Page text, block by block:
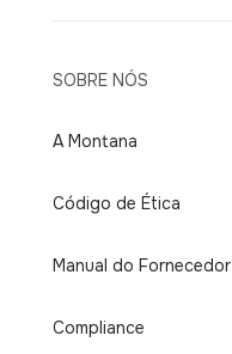
SOBRE NÓS
A Montana
Código de Ética
Manual do Fornecedor
Compliance